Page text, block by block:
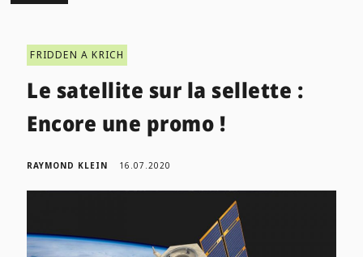
FRIDDEN A KRICH
Le satellite sur la sellette :
Encore une promo !
RAYMOND KLEIN 16.07.2020